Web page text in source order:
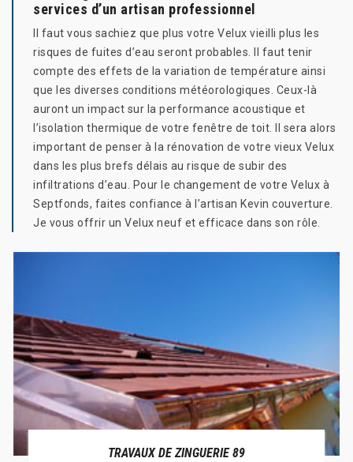
services d’un artisan professionnel
Il faut vous sachiez que plus votre Velux vieilli plus les
risques de fuites d’eau seront probables. Il faut tenir
compte des effets de la variation de température ainsi
que les diverses conditions météorologiques. Ceux-là
auront un impact sur la performance acoustique et
l’isolation thermique de votre fenêtre de toit. Il sera alors
important de penser à la rénovation de votre vieux Velux
dans les plus brefs délais au risque de subir des
infiltrations d’eau. Pour le changement de votre Velux à
Septfonds, faites confiance à l’artisan Kevin couverture.
Je vous offrir un Velux neuf et efficace dans son rôle.
TRAVAUX DE ZINGUERIE 89